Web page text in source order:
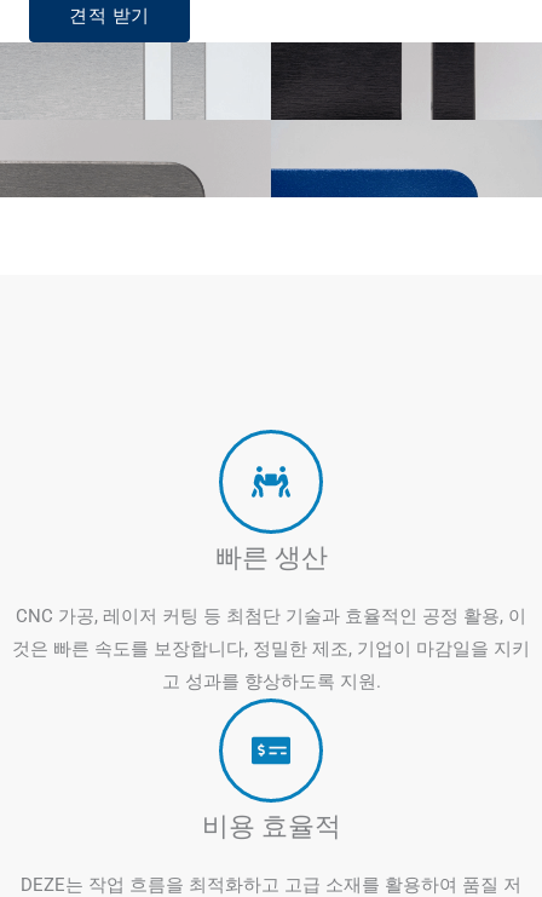
견적 받기
빠른 생산
CNC 가공, 레이저 커팅 등 최첨단 기술과 효율적인 공정 활용, 이
것은 빠른 속도를 보장합니다, 정밀한 제조, 기업이 마감일을 지키
고 성과를 향상하도록 지원.
비용 효율적
DEZE는 작업 흐름을 최적화하고 고급 소재를 활용하여 품질 저